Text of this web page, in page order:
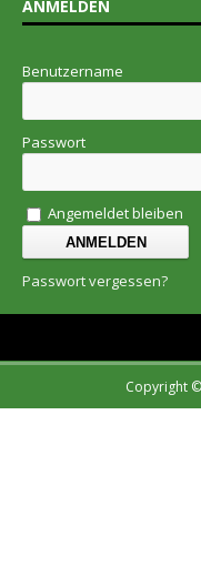
ANMELDEN
Benutzername
Passwort
Angemeldet bleiben
Passwort vergessen?
Copyright